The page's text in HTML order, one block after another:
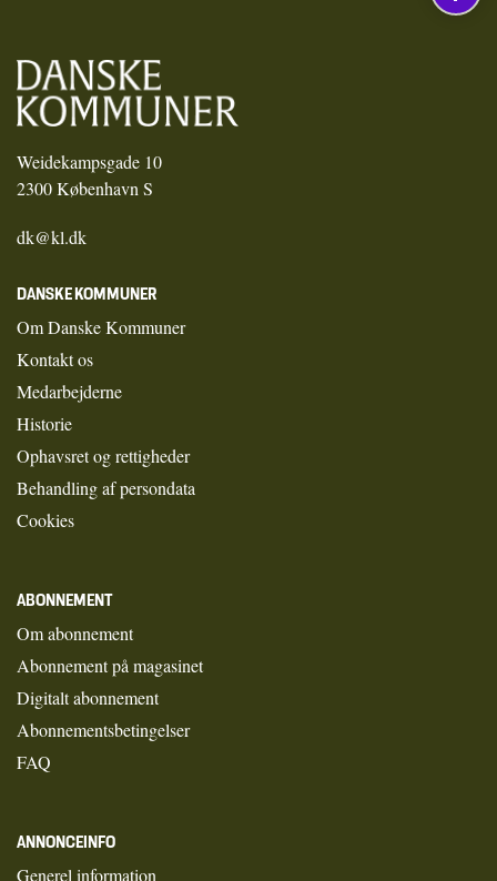
Weidekampsgade 10
2300 København S
dk@kl.dk
DANSKE KOMMUNER
Om Danske Kommuner
Kontakt os
Medarbejderne
Historie
Ophavsret og rettigheder
Behandling af persondata
Cookies
ABONNEMENT
Om abonnement
Abonnement på magasinet
Digitalt abonnement
Abonnementsbetingelser
FAQ
ANNONCEINFO
Generel information